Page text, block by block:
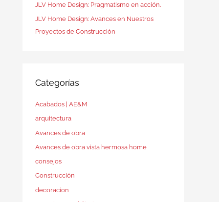
JLV Home Design: Pragmatismo en acción.
JLV Home Design: Avances en Nuestros
Proyectos de Construcción
Categorías
Acabados | AE&M
arquitectura
Avances de obra
Avances de obra vista hermosa home
consejos
Construcción
decoracion